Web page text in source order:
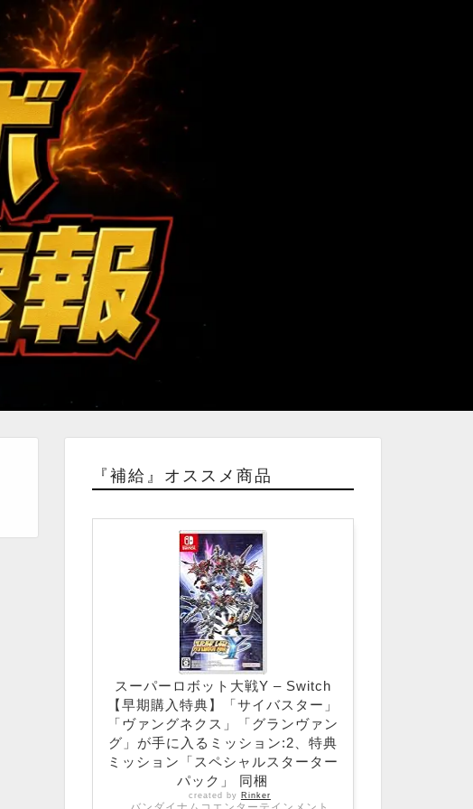
『補給』オススメ商品
スーパーロボット大戦Y – Switch
【早期購入特典】「サイバスター」
「ヴァングネクス」「グランヴァン
グ」が手に入るミッション:2、特典
ミッション「スペシャルスターター
パック」 同梱
created by Rinker